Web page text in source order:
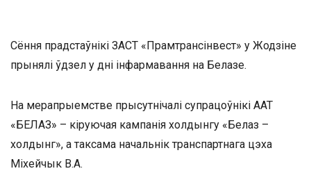
Сёння прадстаўнікі ЗАСТ «Прамтрансінвест» у Жодзіне
прынялі ўдзел у дні інфармавання на Белазе.
На мерапрыемстве прысутнічалі супрацоўнікі ААТ
«БЕЛАЗ» – кіруючая кампанія холдынгу «Белаз –
холдынг», а таксама начальнік транспартнага цэха
Міхейчык В.А.